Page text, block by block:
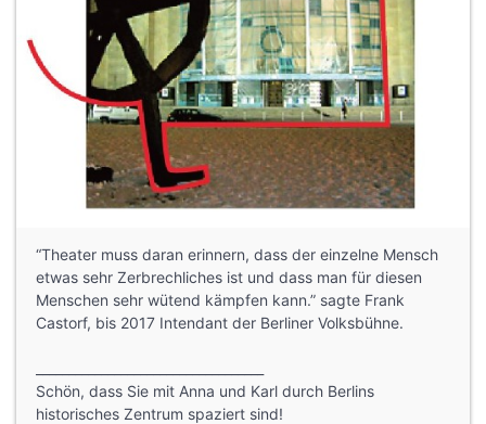
“Theater muss daran erinnern, dass der einzelne Mensch
etwas sehr Zerbrechliches ist und dass man für diesen
Menschen sehr wütend kämpfen kann.” sagte Frank
Castorf, bis 2017 Intendant der Berliner Volksbühne.
Schön, dass Sie mit Anna und Karl durch Berlins
historisches Zentrum spaziert sind!